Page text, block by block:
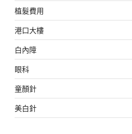
植髮費用
港口大樓
白內障
眼科
童顏針
美白針